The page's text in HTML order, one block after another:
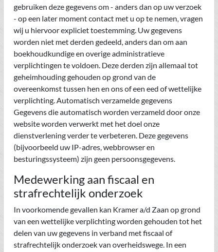
gebruiken deze gegevens om - anders dan op uw verzoek
- op een later moment contact met u op te nemen, vragen
wij u hiervoor expliciet toestemming. Uw gegevens
worden niet met derden gedeeld, anders dan om aan
boekhoudkundige en overige administratieve
verplichtingen te voldoen. Deze derden zijn allemaal tot
geheimhouding gehouden op grond van de
overeenkomst tussen hen en ons of een eed of wettelijke
verplichting. Automatisch verzamelde gegevens
Gegevens die automatisch worden verzameld door onze
website worden verwerkt met het doel onze
dienstverlening verder te verbeteren. Deze gegevens
(bijvoorbeeld uw IP-adres, webbrowser en
besturingssysteem) zijn geen persoonsgegevens.
Medewerking aan fiscaal en
strafrechtelijk onderzoek
In voorkomende gevallen kan Kramer a/d Zaan op grond
van een wettelijke verplichting worden gehouden tot het
delen van uw gegevens in verband met fiscaal of
strafrechtelijk onderzoek van overheidswege. In een